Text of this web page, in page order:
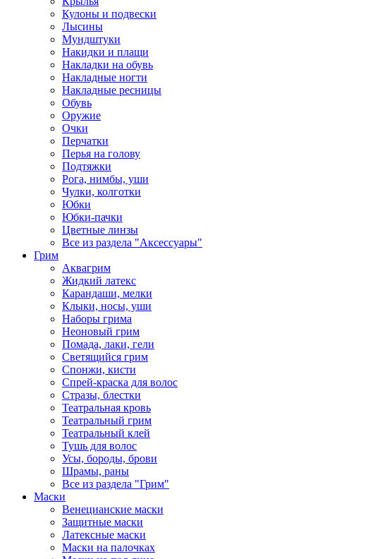
Кулоны и подвески
Лысины
Мундштуки
Накидки и плащи
Накладки на обувь
Накладные ногти
Накладные ресницы
Обувь
Оружие
Очки
Перчатки
Перья на голову
Подтяжки
Рога, нимбы, уши
Чулки, колготки
Юбки
Юбки-пачки
Цветные линзы
Все из раздела "Аксессуары"
Грим
Аквагрим
Жидкий латекс
Карандаши, мелки
Клыки, носы, уши
Наборы грима
Неоновый грим
Помада, лаки, гели
Светящийся грим
Спонжи, кисти
Спрей-краска для волос
Стразы, блестки
Театральная кровь
Театральный грим
Театральный клей
Тушь для волос
Усы, бороды, брови
Шрамы, раны
Все из раздела "Грим"
Маски
Венецианские маски
Защитные маски
Латексные маски
Маски на палочках